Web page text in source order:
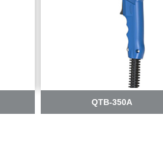
QTB-350A